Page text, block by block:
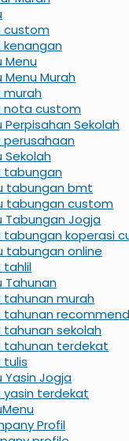
custom
kenangan
Menu
Menu Murah
murah
nota custom
Perpisahan Sekolah
perusahaan
Sekolah
tabungan
tabungan bmt
tabungan custom
Tabungan Jogja
tabungan koperasi
tabungan online
tahlil
Tahunan
tahunan murah
tahunan
sekolah
tahunan terdekat
tulis
Yasin Jogja
yasin terdekat
Profil